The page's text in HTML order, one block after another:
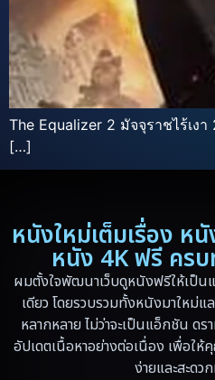
The Equalizer 2 มัจจุราชไร้เง
[…]
หนังใหม่เต็มเรื่อง ห
หนัง 4K ฟรี คร
ผมตั้งใจพัฒนาเว็บดูหนังฟรีให้เป็
เดียว โดยรวบรวมทั้งหนังมาใหม่แ
หลากหลาย ไม่ว่าจะเป็นแอ็กชัน ด
อัปเดตเนื้อหาอย่างต่อเนื่อง เพื่อใ
ง่ายและสะดว